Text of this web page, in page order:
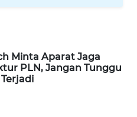
Minta Aparat Jaga
PLN, Jangan Tunggu